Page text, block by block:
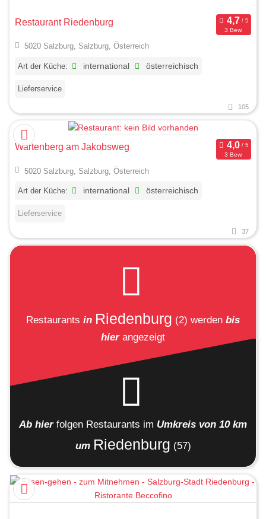
Restaurant Riedenburg
3 Bew.
5020 Salzburg, Salzburg, Österreich
Art der Küche: international österreichisch
Lieferservice
105
Wartenberg am Jakobsweg
3 Bew.
5020 Salzburg, Salzburg, Österreich
Art der Küche: international österreichisch
Lieferservice
37
Restaurants in Riedenburg (2) werden bis
hierangezeigt
Ab hier folgen Restaurants im Umkreis von 10 km
um Riedenburg (57)